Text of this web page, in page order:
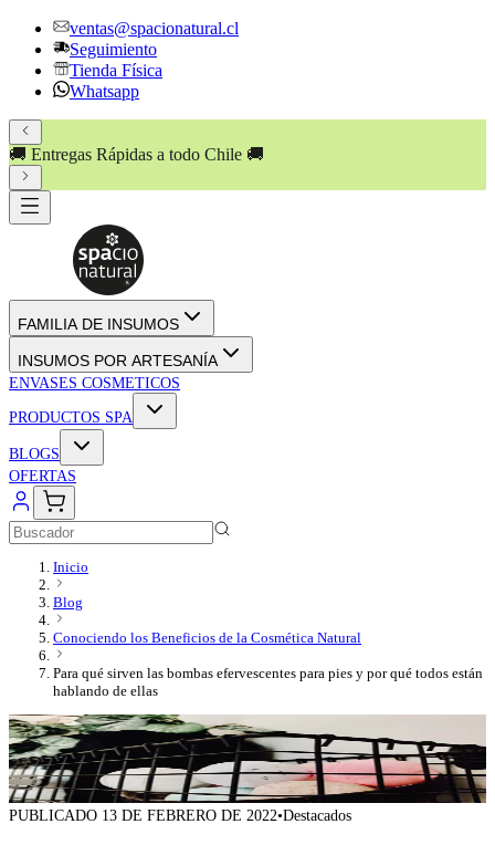
ventas@spacionatural.cl
Seguimiento
Tienda Física
Whatsapp
🚚 Entregas Rápidas a todo Chile 🚚
FAMILIA DE INSUMOS
INSUMOS POR ARTESANÍA
ENVASES COSMETICOS
PRODUCTOS SPA
BLOGS
OFERTAS
Inicio
Blog
Conociendo los Beneficios de la Cosmética Natural
Para qué sirven las bombas efervescentes para pies y por qué todos están
hablando de ellas
PUBLICADO 13 DE FEBRERO DE 2022•Destacados